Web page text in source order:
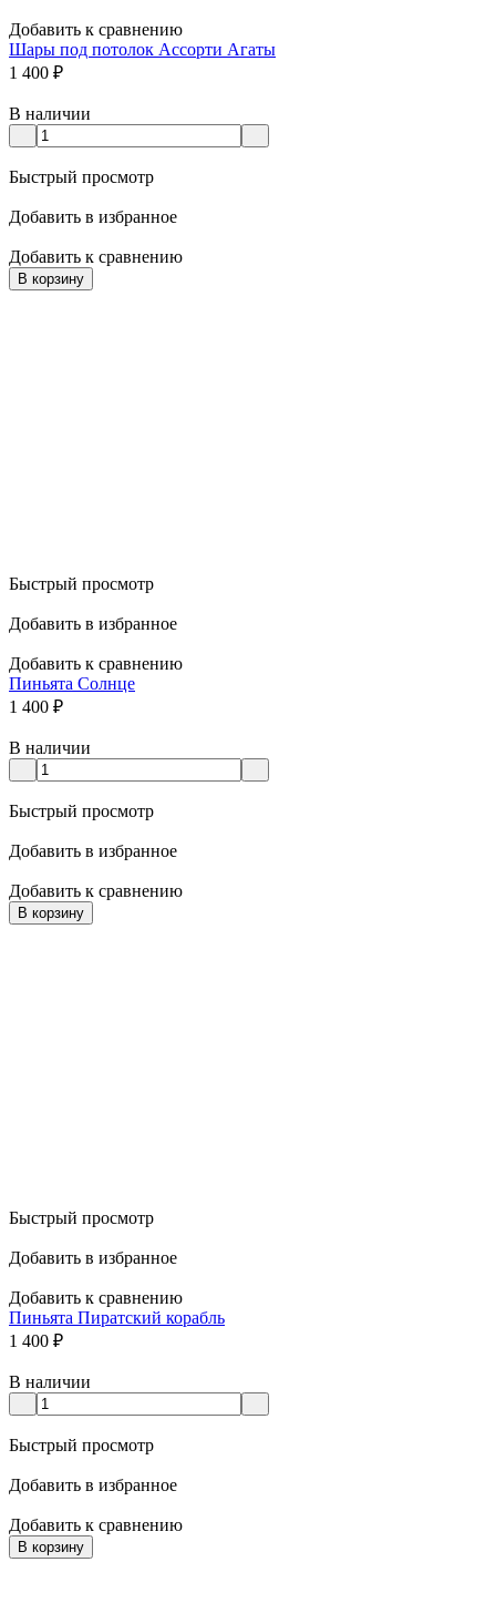
Добавить к сравнению
Шары под потолок Ассорти Агаты
1 400 ₽
В наличии
Быстрый просмотр
Добавить в избранное
Добавить к сравнению
В корзину
Быстрый просмотр
Добавить в избранное
Добавить к сравнению
Пиньята Солнце
1 400 ₽
В наличии
Быстрый просмотр
Добавить в избранное
Добавить к сравнению
В корзину
Быстрый просмотр
Добавить в избранное
Добавить к сравнению
Пиньята Пиратский корабль
1 400 ₽
В наличии
Быстрый просмотр
Добавить в избранное
Добавить к сравнению
В корзину